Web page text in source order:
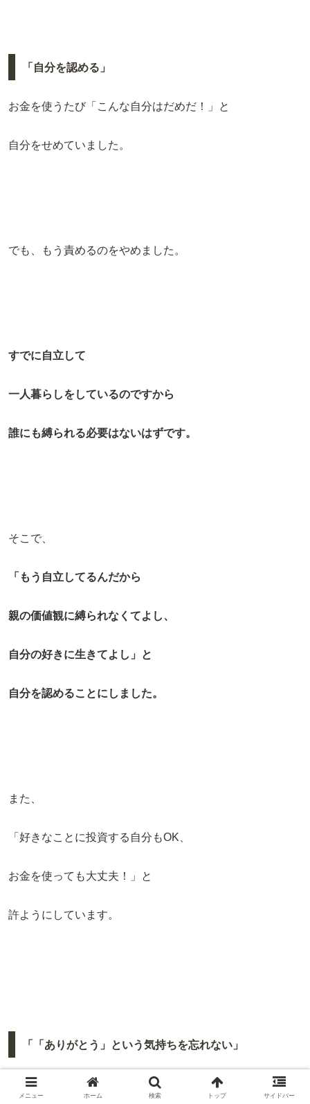
「自分を認める」
お金を使うたび「こんな自分はだめだ！」と
自分をせめていました。
でも、もう責めるのをやめました。
すでに自立して
一人暮らしをしているのですから
誰にも縛られる必要はないはずです。
そこで、
「もう自立してるんだから
親の価値観に縛られなくてよし、
自分の好きに生きてよし」と
自分を認めることにしました。
また、
「好きなことに投資する自分もOK、
お金を使っても大丈夫！」と
許ようにしています。
「「ありがとう」という気持ちを忘れない」
買い物をするときは、
メニュー ホーム 検索 トップ サイドバー